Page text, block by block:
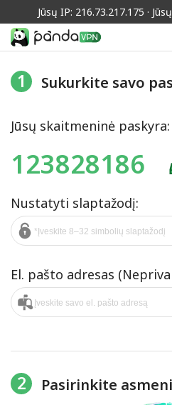
Jūsų IP: 216.73.217.175 ·
1 Sukurkite savo
Jūsų skaitmeninė paskyra:
123828186
Nustatyti slaptažodį:
El. pašto adresas
2 Pasirinkite